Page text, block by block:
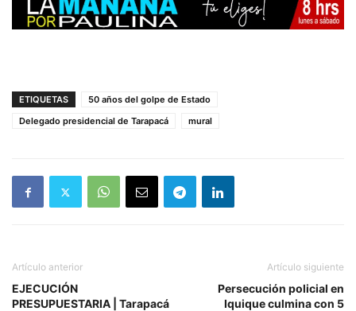
ETIQUETAS
50 años del golpe de Estado
Delegado presidencial de Tarapacá
mural
Artículo anterior
EJECUCIÓN
PRESUPUESTARIA | Tarapacá
Artículo siguiente
Persecución policial en
Iquique culmina con 5